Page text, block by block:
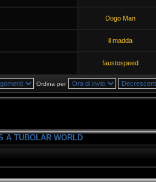
Dogo Man
il madda
faustospeed
Ordina per
A TUBOLAR WORLD